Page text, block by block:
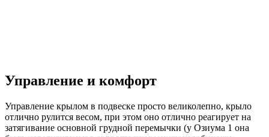
Управление и комфорт
Управление крылом в подвеске просто великолепно, крыло
отлично рулится весом, при этом оно отлично реагирует на
затягивание основной грудной перемычки (у Озиума 1 она